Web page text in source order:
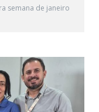
semana de janeiro